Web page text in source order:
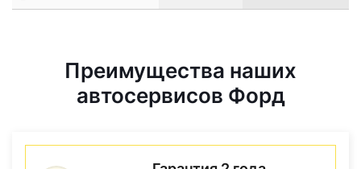
Преимущества наших
автосервисов Форд